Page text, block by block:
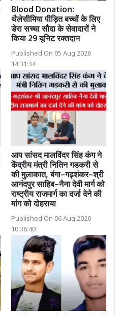
Blood Donation:
थैलेसीमिया पीड़ित बच्चों के लिए
डेरा सच्चा सौदा के सेवादारों ने
किया 29 यूनिट रक्तदान
Published On 05 Aug 2026
14:31:34
आप सांसद मालविंदर सिंह कंग ने
केंद्रीय मंत्री नितिन गडकरी से
की मुलाकात, बंगा–गढ़शंकर–श्री
आनंदपुर साहिब–नैना देवी मार्ग को
राष्ट्रीय राजमार्ग का दर्जा देने की
मांग को दोहराया
Published On 06 Aug 2026
10:38:40